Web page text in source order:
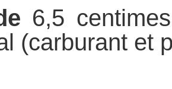
6,5
(carburant et